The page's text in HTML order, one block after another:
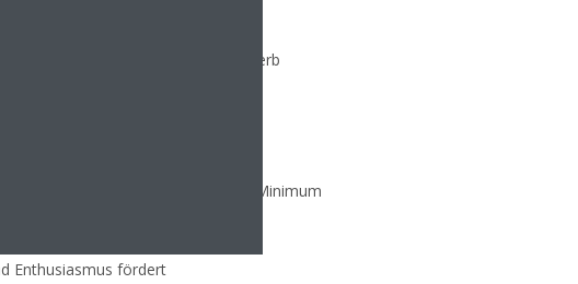
anspruchsvoller und auf Wettbewerb
mit Geschäfts- und
auf die Umwelt auf einem Minimum
Enthusiasmus fördert